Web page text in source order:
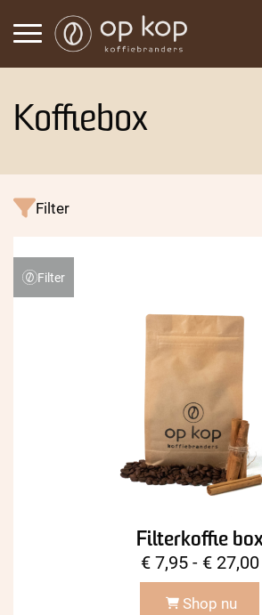
Koffiebox
Filter
Filter
Filterkoffie
€7,95 - €27,00
Shop nu